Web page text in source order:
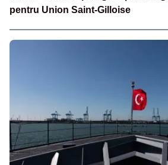
pentru Union Saint-Gilloise